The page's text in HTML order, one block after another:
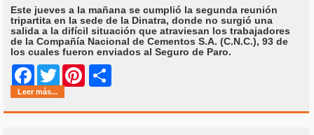
Este jueves a la mañana se cumplió la segunda reunión
tripartita en la sede de la Dinatra, donde no surgió una
salida a la difícil situación que atraviesan los trabajadores
de la Compañía Nacional de Cementos S.A. (C.N.C.), 93 de
los cuales fueron enviados al Seguro de Paro.
Facebook
Twitter Pinterest
Leer más...